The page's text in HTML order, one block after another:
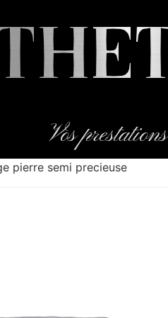
Vos prestations
pierre semi precieuse